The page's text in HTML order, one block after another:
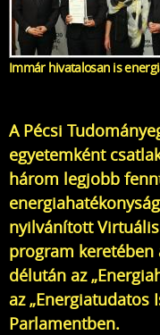
Immár hivatalosan is
A Pécsi
egyetemként
három legjobb
nyilvánított Virtuális
program keretében
délután az
az „Energiatudatos
Parlamentben.